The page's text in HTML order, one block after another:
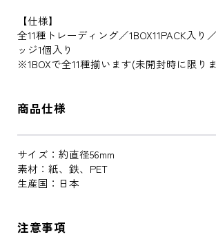
【仕様】
全11種トレーディング／1BOX11PACK入り
ッジ1個入り
※1BOXで全11種揃います(未開封時に限りま
商品仕様
サイズ：約直径56mm
素材：紙、鉄、PET
生産国：日本
注意事項